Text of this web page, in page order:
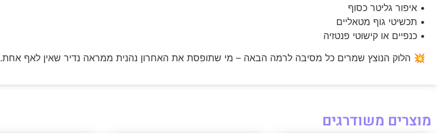
• איפור גליטר כסוף
• תכשיטי גוף מטאליים
• כנפיים או קישוטי פנטזיה
💥 הלוק הנוצץ שמרים כל מסיבה לרמה הבאה – מי שתופסת את האחרון נהנית ממראה נדיר שאין לאף אחת.
מוצרים משודרגים